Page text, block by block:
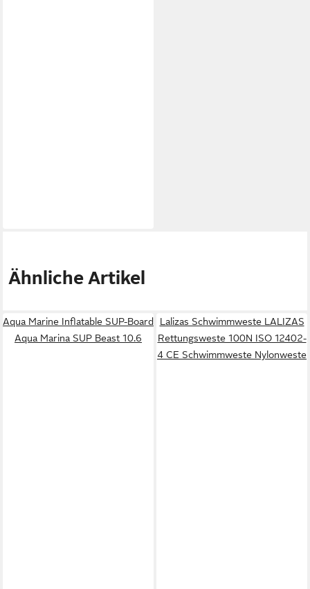
Ähnliche Artikel
Aqua Marine Inflatable SUP-Board
Aqua Marina SUP Beast 10.6
Lalizas Schwimmweste LALIZAS
Rettungsweste 100N ISO 12402-
4 CE Schwimmweste Nylonweste